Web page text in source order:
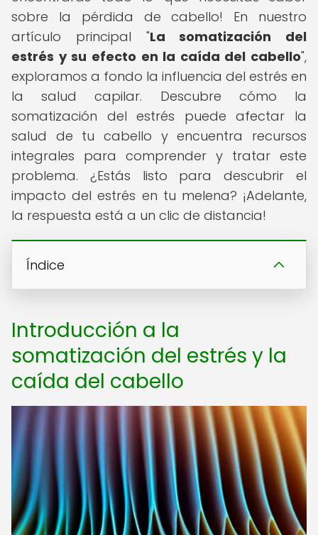
sobre la pérdida de cabello! En nuestro
artículo principal "La somatización del
estrés y su efecto en la caída del cabello",
exploramos a fondo la influencia del estrés en
la salud capilar. Descubre cómo la
somatización del estrés puede afectar la
salud de tu cabello y encuentra recursos
integrales para comprender y tratar este
problema. ¿Estás listo para descubrir el
impacto del estrés en tu melena? ¡Adelante,
la respuesta está a un clic de distancia!
Índice
Introducción a la
somatización del estrés y la
caída del cabello